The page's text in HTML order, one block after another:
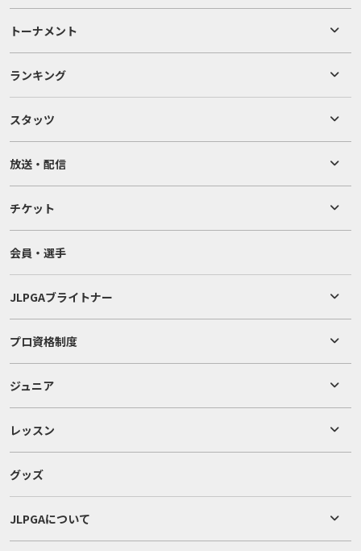
トーナメント
ランキング
スタッツ
放送・配信
チケット
会員・選手
JLPGAブライトナー
プロ資格制度
ジュニア
レッスン
グッズ
JLPGAについて